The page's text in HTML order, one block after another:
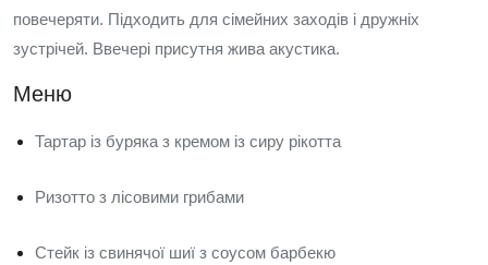
повечеряти. Підходить для сімейних заходів і дружніх
зустрічей. Ввечері присутня жива акустика.
Меню
Тартар із буряка з кремом із сиру рікотта
Ризотто з лісовими грибами
Стейк із свинячої шиї з соусом барбекю